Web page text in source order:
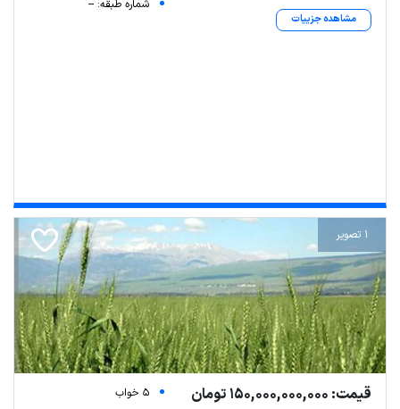
مشاهده جزییات
شماره طبقه: --
1 تصویر
قیمت: 150,000,000,000 تومان
5 خواب